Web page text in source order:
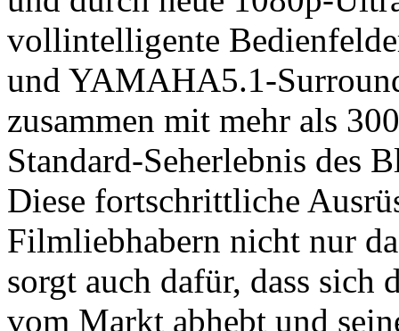
vollintelligente
und YAMAHA5.1-
zusammen mit mehr als
Standard-Seherlebnis des
Diese fortschrittliche
Filmliebhabern nicht nur
sorgt auch dafür, dass
vom Markt abhebt und